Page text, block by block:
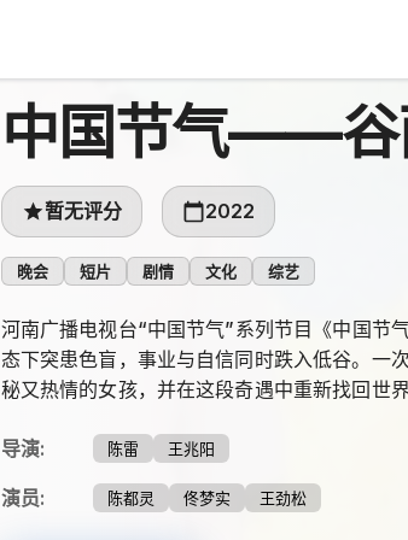
中国节气——谷
暂无评分 2022
晚会 短片 剧情 文化 综艺
河南广播电视台“中国节气”系列节目《中国
态下突患色盲，事业与自信同时跌入低谷。一
秘又热情的女孩，并在这段奇遇中重新找回世
导演: 陈雷 王兆阳
演员: 陈都灵 佟梦实 王劲松